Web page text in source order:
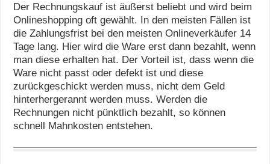
Der Rechnungskauf ist äußerst beliebt und wird beim
Onlineshopping oft gewählt. In den meisten Fällen ist
die Zahlungsfrist bei den meisten Onlineverkäufer 14
Tage lang. Hier wird die Ware erst dann bezahlt, wenn
man diese erhalten hat. Der Vorteil ist, dass wenn die
Ware nicht passt oder defekt ist und diese
zurückgeschickt werden muss, nicht dem Geld
hinterhergerannt werden muss. Werden die
Rechnungen nicht pünktlich bezahlt, so können
schnell Mahnkosten entstehen.